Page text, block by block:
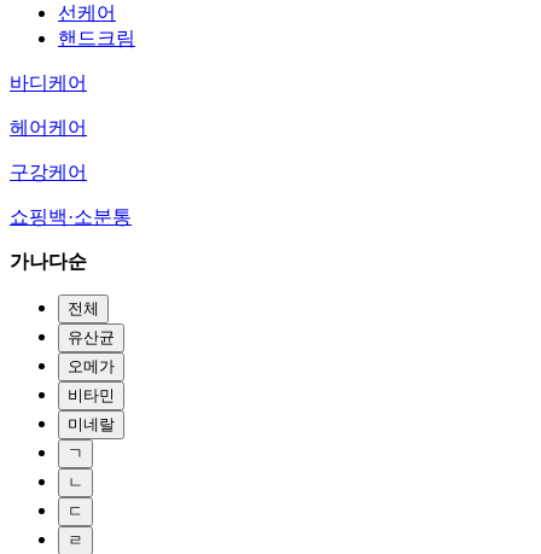
선케어
핸드크림
바디케어
헤어케어
구강케어
쇼핑백·소분통
가나다순
전체
유산균
오메가
비타민
미네랄
ㄱ
ㄴ
ㄷ
ㄹ